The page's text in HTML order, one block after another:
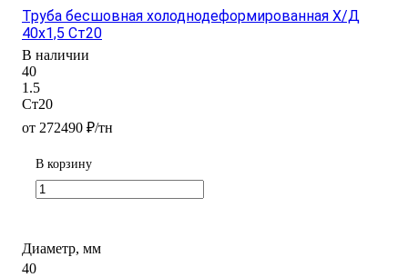
Труба бесшовная холоднодеформированная Х/Д
40х1,5 Ст20
В наличии
40
1.5
Ст20
от 272490 ₽/тн
В корзину
Диаметр, мм
40